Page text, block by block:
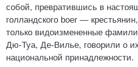
собой, превратившись в
голландского boer —
только видоизмененные
Дю-Туа, Де-Вилье, говорили о
национальной принадлежности.